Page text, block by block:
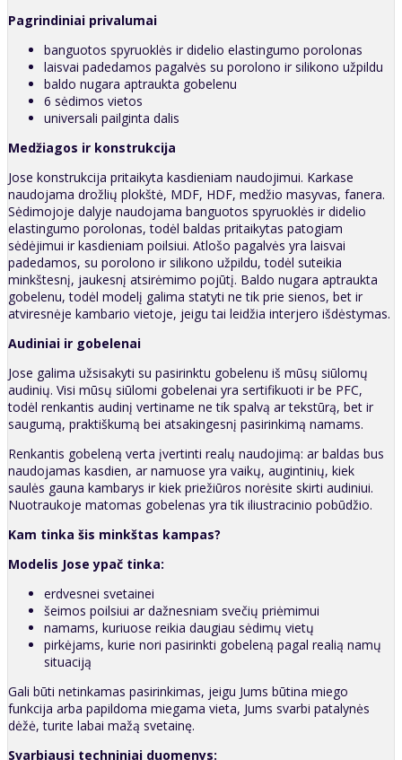
Pagrindiniai privalumai
banguotos spyruoklės ir didelio elastingumo porolonas
laisvai padedamos pagalvės su porolono ir silikono užpildu
baldo nugara aptraukta gobelenu
6 sėdimos vietos
universali pailginta dalis
Medžiagos ir konstrukcija
Jose konstrukcija pritaikyta kasdieniam naudojimui. Karkase
naudojama drožlių plokštė, MDF, HDF, medžio masyvas, fanera.
Sėdimojoje dalyje naudojama banguotos spyruoklės ir didelio
elastingumo porolonas, todėl baldas pritaikytas patogiam
sėdėjimui ir kasdieniam poilsiui. Atlošo pagalvės yra laisvai
padedamos, su porolono ir silikono užpildu, todėl suteikia
minkštesnį, jaukesnį atsirėmimo pojūtį. Baldo nugara aptraukta
gobelenu, todėl modelį galima statyti ne tik prie sienos, bet ir
atviresnėje kambario vietoje, jeigu tai leidžia interjero išdėstymas.
Audiniai ir gobelenai
Jose galima užsisakyti su pasirinktu gobelenu iš mūsų siūlomų
audinių. Visi mūsų siūlomi gobelenai yra sertifikuoti ir be PFC,
todėl renkantis audinį vertiname ne tik spalvą ar tekstūrą, bet ir
saugumą, praktiškumą bei atsakingesnį pasirinkimą namams.
Renkantis gobeleną verta įvertinti realų naudojimą: ar baldas bus
naudojamas kasdien, ar namuose yra vaikų, augintinių, kiek
saulės gauna kambarys ir kiek priežiūros norėsite skirti audiniui.
Nuotraukoje matomas gobelenas yra tik iliustracinio pobūdžio.
Kam tinka šis minkštas kampas?
Modelis Jose ypač tinka:
erdvesnei svetainei
šeimos poilsiui ar dažnesniam svečių priėmimui
namams, kuriuose reikia daugiau sėdimų vietų
pirkėjams, kurie nori pasirinkti gobeleną pagal realią namų
situaciją
Gali būti netinkamas pasirinkimas, jeigu Jums būtina miego
funkcija arba papildoma miegama vieta, Jums svarbi patalynės
dėžė, turite labai mažą svetainę.
Svarbiausi techniniai duomenys: